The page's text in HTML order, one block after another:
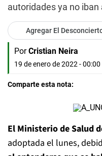
autoridades ya no
Agregar El
Por Cristian Neira
19 de enero de 2022 - 00:00
Comparte esta nota:
El Ministerio de Salud
adoptada el lunes,